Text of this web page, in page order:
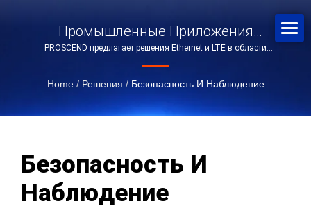
Промышленные Приложения
Ethernet И Беспроводные
Коммуникации.
PROSCEND предлагает решения Ethernet и LTE в области
Home / Решения / Безопасность И Наблюдение
Безопасность И
Наблюдение